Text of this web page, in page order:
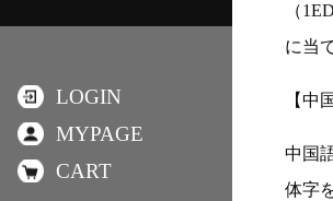
（
に当
【中
中国
体字
LOGIN
MYPAGE
CART